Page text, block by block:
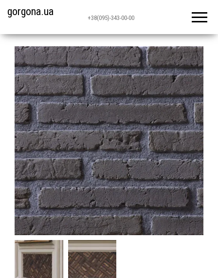
gorgona.ua
+38(095)-343-00-00